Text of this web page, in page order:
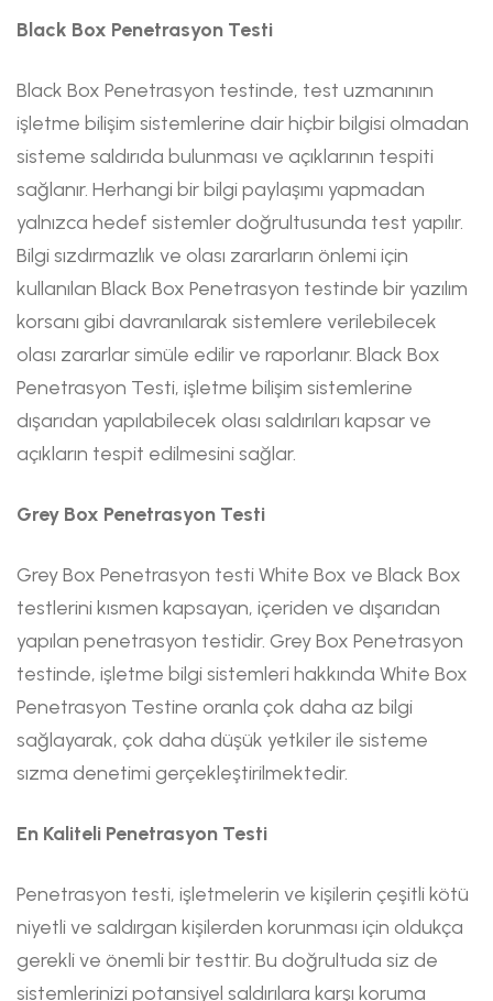
Black Box Penetrasyon Testi
Black Box Penetrasyon testinde, test uzmanının
işletme bilişim sistemlerine dair hiçbir bilgisi olmadan
sisteme saldırıda bulunması ve açıklarının tespiti
sağlanır. Herhangi bir bilgi paylaşımı yapmadan
yalnızca hedef sistemler doğrultusunda test yapılır.
Bilgi sızdırmazlık ve olası zararların önlemi için
kullanılan Black Box Penetrasyon testinde bir yazılım
korsanı gibi davranılarak sistemlere verilebilecek
olası zararlar simüle edilir ve raporlanır. Black Box
Penetrasyon Testi, işletme bilişim sistemlerine
dışarıdan yapılabilecek olası saldırıları kapsar ve
açıkların tespit edilmesini sağlar.
Grey Box Penetrasyon Testi
Grey Box Penetrasyon testi White Box ve Black Box
testlerini kısmen kapsayan, içeriden ve dışarıdan
yapılan penetrasyon testidir. Grey Box Penetrasyon
testinde, işletme bilgi sistemleri hakkında White Box
Penetrasyon Testine oranla çok daha az bilgi
sağlayarak, çok daha düşük yetkiler ile sisteme
sızma denetimi gerçekleştirilmektedir.
En Kaliteli Penetrasyon Testi
Penetrasyon testi, işletmelerin ve kişilerin çeşitli kötü
niyetli ve saldırgan kişilerden korunması için oldukça
gerekli ve önemli bir testtir. Bu doğrultuda siz de
sistemlerinizi potansiyel saldırılara karşı koruma